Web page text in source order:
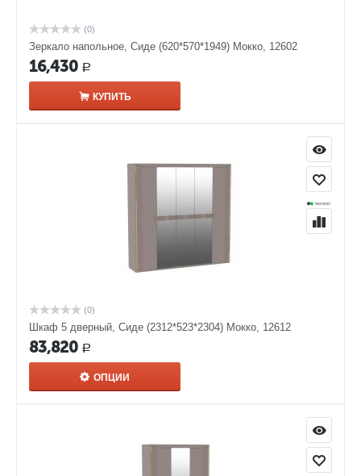
(0)
Зеркало напольное, Сиде (620*570*1949) Мокко, 12602
16,430 Р
КУПИТЬ
(0)
Шкаф 5 дверный, Сиде (2312*523*2304) Мокко, 12612
83,820 Р
ОПЦИИ